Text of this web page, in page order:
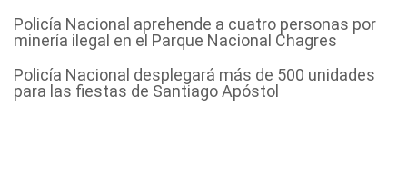
Policía Nacional aprehende a cuatro personas por
minería ilegal en el Parque Nacional Chagres
Policía Nacional desplegará más de 500 unidades
para las fiestas de Santiago Apóstol